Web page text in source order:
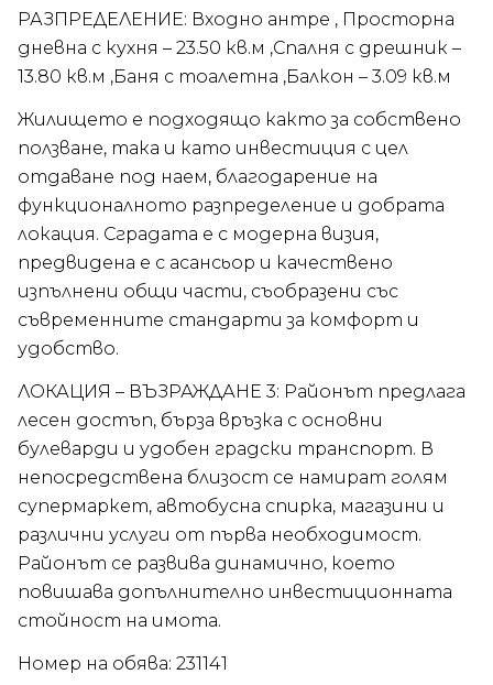
РАЗПРЕДЕЛЕНИЕ: Входно антре , Просторна
дневна с кухня – 23.50 кв.м ,Спалня с дрешник –
13.80 кв.м ,Баня с тоалетна ,Балкон – 3.09 кв.м
Жилището е подходящо както за собствено
ползване, така и като инвестиция с цел
отдаване под наем, благодарение на
функционалното разпределение и добрата
локация. Сградата е с модерна визия,
предвидена е с асансьор и качествено
изпълнени общи части, съобразени със
съвременните стандарти за комфорт и
удобство.
ЛОКАЦИЯ – ВЪЗРАЖДАНЕ 3: Районът предлага
лесен достъп, бърза връзка с основни
булеварди и удобен градски транспорт. В
непосредствена близост се намират голям
супермаркет, автобусна спирка, магазини и
различни услуги от първа необходимост.
Районът се развива динамично, което
повишава допълнително инвестиционната
стойност на имота.
Номер на обява: 231141